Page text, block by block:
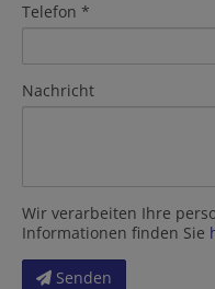
Telefon
Nachricht
Wir verarbeiten Ihre
Informationen finden Sie
Senden